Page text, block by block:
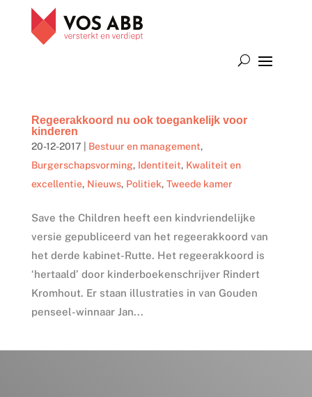
Regeerakkoord nu ook toegankelijk voor
kinderen
20-12-2017 Bestuur en management,
Burgerschapsvorming, Identiteit, Kwaliteit en
excellentie, Nieuws, Politiek, Tweede kamer
Save the Children heeft een kindvriendelijke
versie gepubliceerd van het regeerakkoord van
het derde kabinet-Rutte. Het regeerakkoord is
‘hertaald’ door kinderboekenschrijver Rindert
Kromhout. Er staan illustraties in van Gouden
penseel-winnaar Jan...